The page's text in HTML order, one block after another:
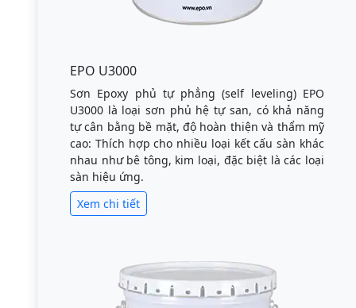
EPO U3000
Sơn Epoxy phủ tự phẳng (self leveling) EPO
U3000 là loại sơn phủ hệ tự san, có khả năng
tự cân bằng bề mặt, độ hoàn thiện và thẩm mỹ
cao: Thích hợp cho nhiều loại kết cấu sàn khác
nhau như bê tông, kim loại, đặc biệt là các loại
sàn hiệu ứng.
Xem chi tiết